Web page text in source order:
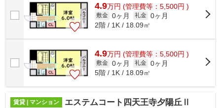
4.9万円 (管理費等：5,500円 )
敷金 0ヶ月 礼金 0ヶ月
2階 / 1K / 18.09㎡
4.9万円 (管理費等：5,500円 )
敷金 0ヶ月 礼金 0ヶ月
5階 / 1K / 18.09㎡
賃貸 | マンション エステムコート四天王寺夕陽丘Ⅱ